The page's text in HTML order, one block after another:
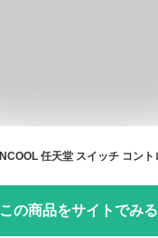
この商品をサイトでみる